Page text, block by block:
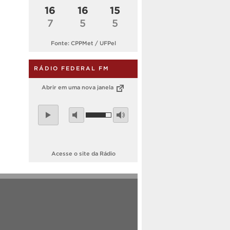
16
7
16
5
15
5
Fonte: CPPMet / UFPel
RÁDIO FEDERAL FM
Abrir em uma nova janela
Acesse o site da Rádio